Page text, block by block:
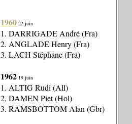
1960 22 juin
1. DARRIGADE André (Fra)
2. ANGLADE Henry (Fra)
3. LACH Stéphane (Fra)
1962 19 juin
1. ALTIG Rudi (All)
2. DAMEN Piet (Hol)
3. RAMSBOTTOM Alan (Gbr)